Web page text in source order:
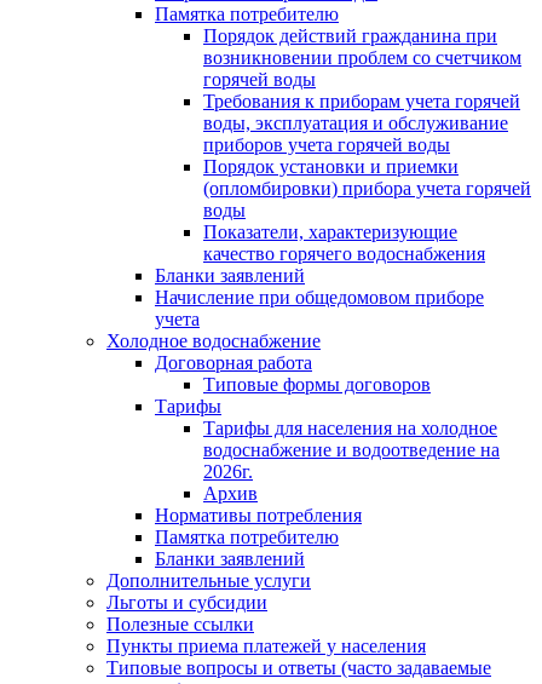
Памятка потребителю
Порядок действий гражданина при
возникновении проблем со счетчиком
горячей воды
Требования к приборам учета горячей
воды, эксплуатация и обслуживание
приборов учета горячей воды
Порядок установки и приемки
(опломбировки) прибора учета горячей
воды
Показатели, характеризующие
качество горячего водоснабжения
Бланки заявлений
Начисление при общедомовом приборе
учета
Холодное водоснабжение
Договорная работа
Типовые формы договоров
Тарифы
Тарифы для населения на холодное
водоснабжение и водоотведение на
2026г.
Архив
Нормативы потребления
Памятка потребителю
Бланки заявлений
Дополнительные услуги
Льготы и субсидии
Полезные ссылки
Пункты приема платежей у населения
Типовые вопросы и ответы (часто задаваемые